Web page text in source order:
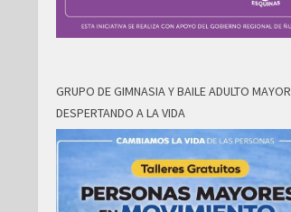
GRUPO DE GIMNASIA Y BAILE ADULTO MAYOR
DESPERTANDO A LA VIDA